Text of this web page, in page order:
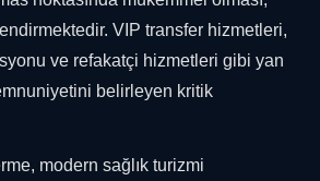
VIP transfer hizmetleri,
ve refakatçi hizmetleri gibi yan
belirleyen kritik
modern sağlık turizmi